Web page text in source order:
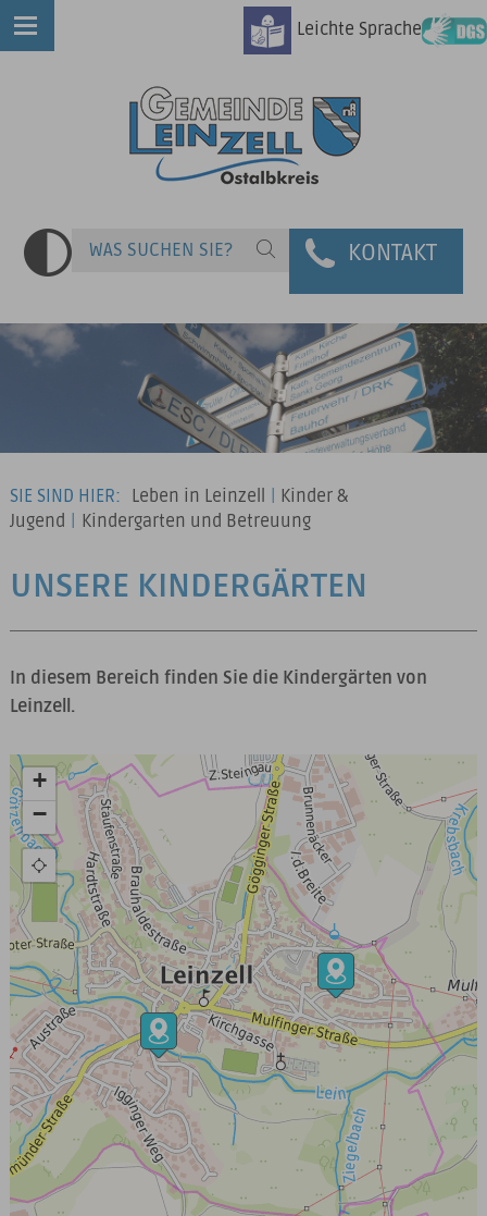
Leichte Sprache
KONTAKT
SIE SIND HIER: Leben in Leinzell
Kinder &
Jugend
Kindergarten und Betreuung
UNSERE KINDERGÄRTEN
In diesem Bereich finden Sie die Kindergärten von
Leinzell.